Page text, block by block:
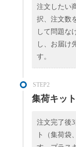
注文したい
択、注文数
して問題な
し、お届け
す。
STEP2
集荷キッ
注文完了後
ト（集荷袋